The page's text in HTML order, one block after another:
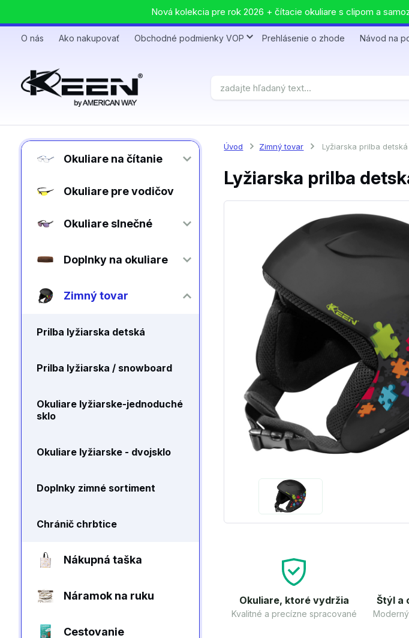
Nová kolekcia pre rok 2026 + čítacie okuliare s clipom a
O nás Ako nakupovať Obchodné podmienky VOP Prehlásenie o zhode Návod na
Okuliare na čítanie
Okuliare pre vodičov
Okuliare slnečné
Doplnky na okuliare
Zimný tovar
Prilba lyžiarska detská
Prilba lyžiarska / snowboard
Okuliare lyžiarske-jednoduché
sklo
Okuliare lyžiarske - dvojsklo
Doplnky zimné sortiment
Chránič chrbtice
Nákupná taška
Náramok na ruku
Cestovanie
Úvod Zimný tovar Lyžiarska prilba detská
Lyžiarska prilba
Okuliare, ktoré vydržia
Kvalitné a precízne spracované
Štýl a